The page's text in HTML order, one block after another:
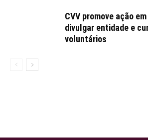
CVV promove ação
divulgar entidade e
voluntários